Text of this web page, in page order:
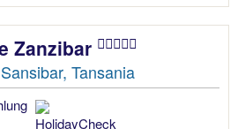
Zanzibar
Tansania